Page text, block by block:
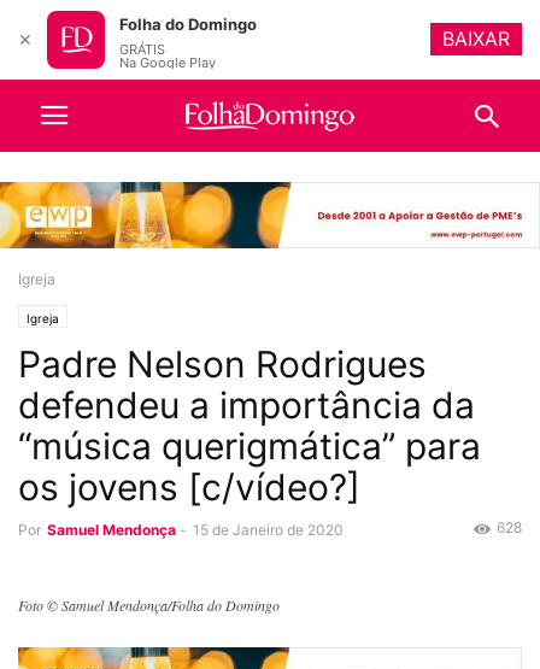
Igreja
Igreja
Padre Nelson Rodrigues
defendeu a importância da
“música querigmática” para
os jovens [c/vídeo?]
Por Samuel Mendonça - 15 de Janeiro de 2020 628
Foto © Samuel Mendonça/Folha do Domingo
✕
Folha do Domingo
GRÁTIS
Na Google Play
BAIXAR